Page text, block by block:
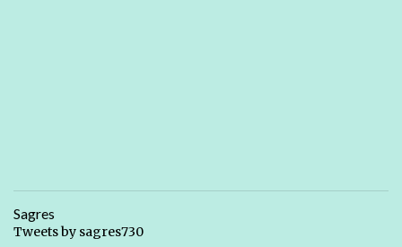
Sagres
Tweets by sagres730